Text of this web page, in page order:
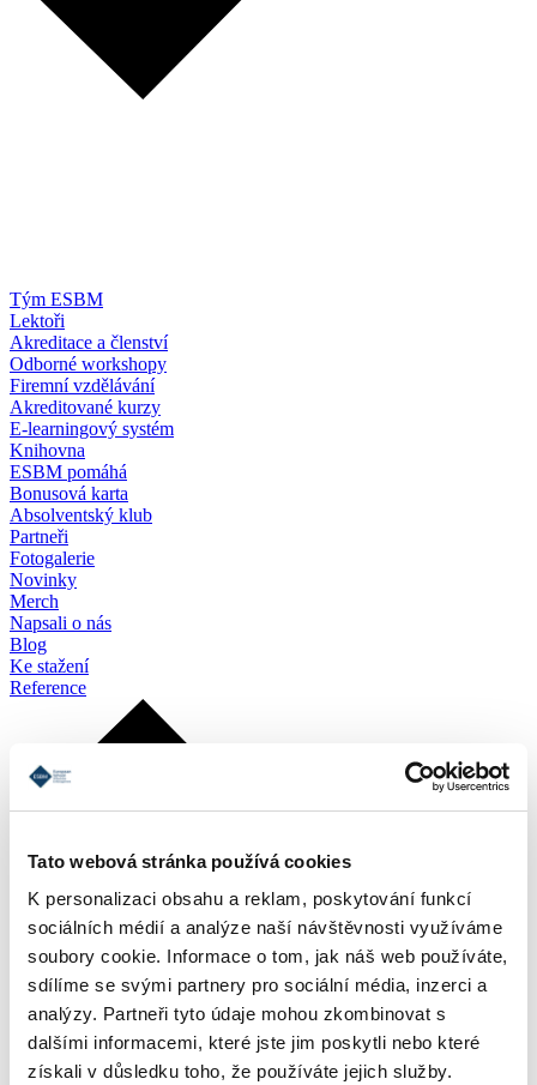
Tato webová stránka používá cookies
K personalizaci obsahu a reklam, poskytování funkcí
sociálních médií a analýze naší návštěvnosti využíváme
soubory cookie. Informace o tom, jak náš web používáte,
sdílíme se svými partnery pro sociální média, inzerci a
analýzy. Partneři tyto údaje mohou zkombinovat s
dalšími informacemi, které jste jim poskytli nebo které
získali v důsledku toho, že používáte jejich služby.
Tým ESBM
Lektoři
Akreditace a členství
Odborné workshopy
Firemní vzdělávání
Akreditované kurzy
E-learningový systém
Knihovna
ESBM pomáhá
Bonusová karta
Absolventský klub
Partneři
Fotogalerie
Novinky
Merch
Napsali o nás
Blog
Ke stažení
Reference